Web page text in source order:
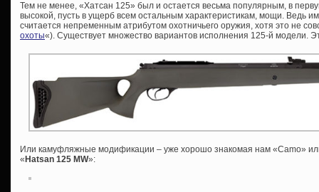
Тем не менее, «Хатсан 125» был и остается весьма популярным, в
высокой, пусть в ущерб всем остальным характеристикам, мощи. Ведь
считается непременным атрибутом охотничьего оружия, хотя это не
охоты«). Существует множество вариантов исполнения 125-й модели.
Или камуфляжные модификации – уже хорошо знакомая нам «Camo»
« Hatsan 125 MW»: